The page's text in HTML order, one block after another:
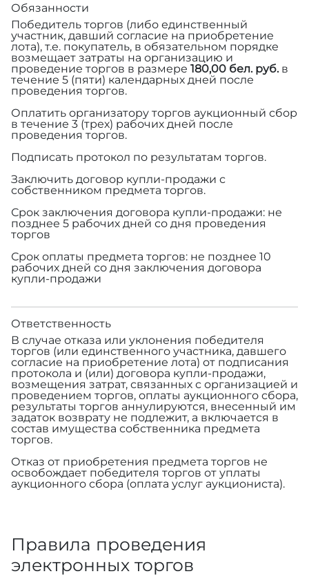
Обязанности
Победитель торгов (либо единственный
участник, давший согласие на приобретение
лота), т.е. покупатель, в обязательном порядке
возмещает затраты на организацию и
проведение торгов в размере 180,00 бел. руб.в
течение 5 (пяти) календарных дней после
проведения торгов.
Оплатить организатору торгов аукционный сбор
в течение 3 (трех) рабочих дней после
проведения торгов.
Подписать протокол по результатам торгов.
Заключить договор купли-продажи с
собственником предмета торгов.
Срок заключения договора купли-продажи: не
позднее 5 рабочих дней со дня проведения
торгов
Срок оплаты предмета торгов: не позднее 10
рабочих дней со дня заключения договора
купли-продажи
Ответственность
В случае отказа или уклонения победителя
торгов (или единственного участника, давшего
согласие на приобретение лота) от подписания
протокола и (или) договора купли-продажи,
возмещения затрат, связанных с организацией и
проведением торгов, оплаты аукционного сбора,
результаты торгов аннулируются, внесенный им
задаток возврату не подлежит, а включается в
состав имущества собственника предмета
торгов.
Отказ от приобретения предмета торгов не
освобождает победителя торгов от уплаты
аукционного сбора (оплата услуг аукциониста).
Правила проведения
электронных торгов